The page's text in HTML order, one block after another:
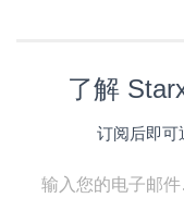
了解
订阅后即可